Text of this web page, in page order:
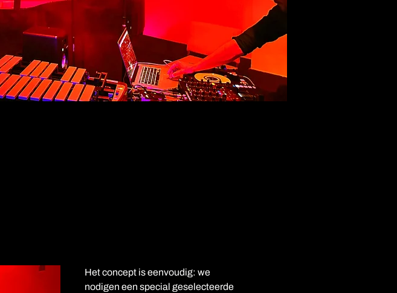
Het concept is eenvoudig: we
nodigen een special geselecteerde